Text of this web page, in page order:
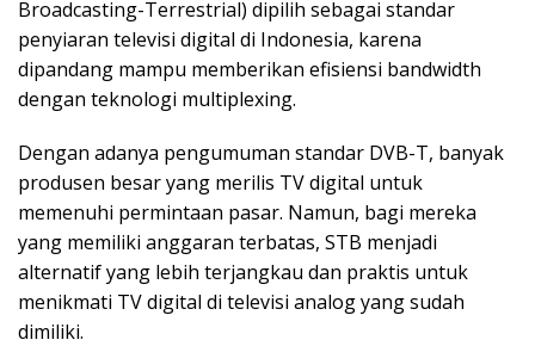
Broadcasting-Terrestrial) dipilih sebagai standar
penyiaran televisi digital di Indonesia, karena
dipandang mampu memberikan efisiensi bandwidth
dengan teknologi multiplexing.
Dengan adanya pengumuman standar DVB-T, banyak
produsen besar yang merilis TV digital untuk
memenuhi permintaan pasar. Namun, bagi mereka
yang memiliki anggaran terbatas, STB menjadi
alternatif yang lebih terjangkau dan praktis untuk
menikmati TV digital di televisi analog yang sudah
dimiliki.